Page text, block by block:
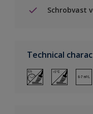
Schrobvast
Technical